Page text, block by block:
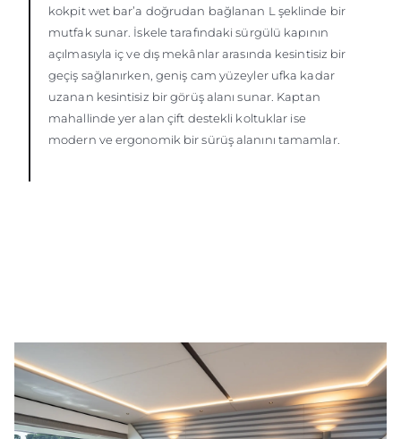
kokpit wet bar’a doğrudan bağlanan L şeklinde bir
mutfak sunar. İskele tarafındaki sürgülü kapının
açılmasıyla iç ve dış mekânlar arasında kesintisiz bir
geçiş sağlanırken, geniş cam yüzeyler ufka kadar
uzanan kesintisiz bir görüş alanı sunar. Kaptan
mahallinde yer alan çift destekli koltuklar ise
modern ve ergonomik bir sürüş alanını tamamlar.